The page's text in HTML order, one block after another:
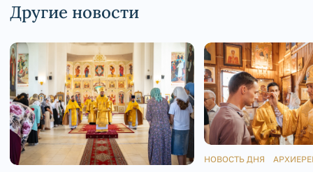
Другие новости
НОВОСТЬ ДНЯ